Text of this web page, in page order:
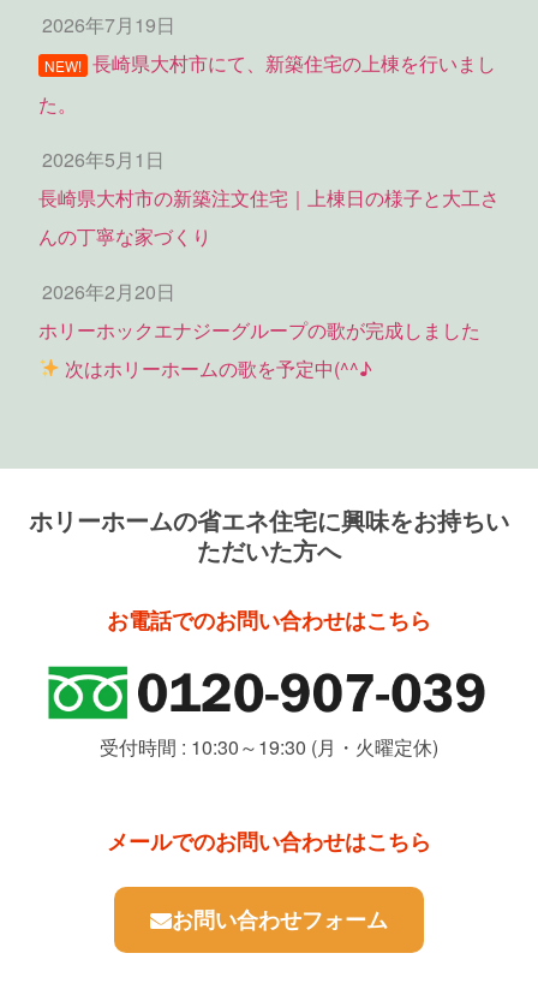
2026年7月19日
NEW! 長崎県大村市にて、新築住宅の上棟を行いまし
た。
2026年5月1日
長崎県大村市の新築注文住宅｜上棟日の様子と大工さ
んの丁寧な家づくり
2026年2月20日
ホリーホックエナジーグループの歌が完成しました
次はホリーホームの歌を予定中(^^♪
ホリーホームの省エネ住宅に興味をお持ちい
ただいた方へ
お電話でのお問い合わせはこちら
受付時間 : 10:30～19:30 (月・火曜定休)
メールでのお問い合わせはこちら
お問い合わせフォーム